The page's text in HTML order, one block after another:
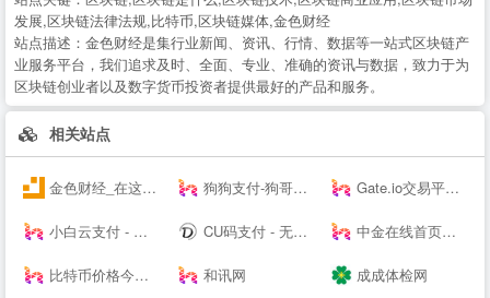
发展,区块链法律法规,比特币,区块链媒体,金色财经
站点描述： 金色财经是集行业新闻、资讯、行情、数据等一站式区块链产
业服务平台，我们追求及时、全面、专业、准确的资讯与数据，致力于为
区块链创业者以及数字货币投资者提供最好的产品和服务。
相关站点
金色财经_在这里，读懂区块链 狗狗支付-狗哥之国 Gate.io交易平台--
小白云支付 - 行业领先的免签约支付平台 CU码支付 - 无需担心第三方跑路 资金无托管直接到账 免费帮助个人实现支付免签对接 中金在线首页：财经 _ 股票 _ 证券 _ 金融 _ 财经--
比特币价格今日行情_BTC价格走势_比特币价格 - 风信子 和讯网 成成体检网